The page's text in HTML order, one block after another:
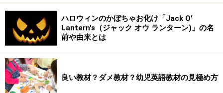
ハロウィンのかぼちゃお化け「Jack O'
Lantern's（ジャック オウ ランターン)」の名
前や由来とは
良い教材？ダメ教材？幼児英語教材の見極め方